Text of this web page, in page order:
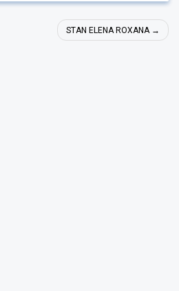
STAN ELENA ROXANA